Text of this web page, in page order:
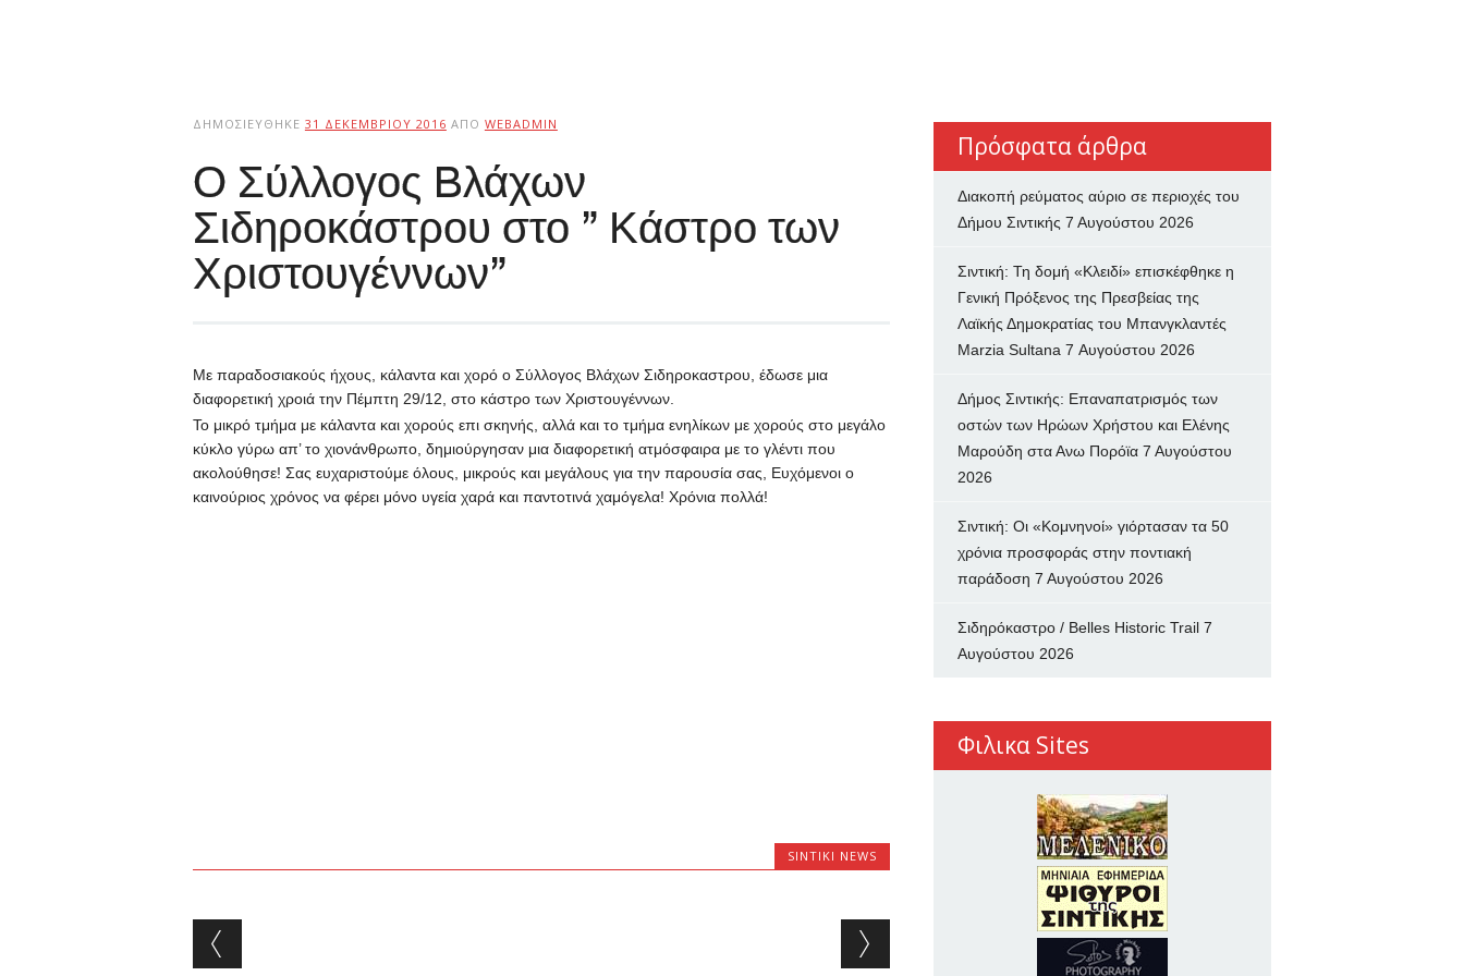
ΔΗΜΟΣΙΕΎΘΗΚΕ 31 ΔΕΚΕΜΒΡΊΟΥ 2016 ΑΠΌ WEBADMIN
Ο Σύλλογος Bλάχων
Σιδηροκάστρου στο ” Κάστρο των
Χριστουγέννων”
Με παραδοσιακούς ήχους, κάλαντα και χορό ο Σύλλογος Βλάχων Σιδηροκαστρου, έδωσε μια
διαφορετική χροιά την Πέμπτη 29/12, στο κάστρο των Χριστουγέννων.
Το μικρό τμήμα με κάλαντα και χορούς επι σκηνής, αλλά και το τμήμα ενηλίκων με χορούς στο μεγάλο
κύκλο γύρω απ’ το χιονάνθρωπο, δημιούργησαν μια διαφορετική ατμόσφαιρα με το γλέντι που
ακολούθησε! Σας ευχαριστούμε όλους, μικρούς και μεγάλους για την παρουσία σας, Ευχόμενοι ο
καινούριος χρόνος να φέρει μόνο υγεία χαρά και παντοτινά χαμόγελα! Χρόνια πολλά!
SINTIKI NEWS
Post navigation
Πρόσφατα άρθρα
Διακοπή ρεύματος αύριο σε περιοχές του
Δήμου Σιντικής 7 Αυγούστου 2026
Σιντική: Τη δομή «Κλειδί» επισκέφθηκε η
Γενική Πρόξενος της Πρεσβείας της
Λαϊκής Δημοκρατίας του Μπανγκλαντές
Marzia Sultana 7 Αυγούστου 2026
Δήμος Σιντικής: Επαναπατρισμός των
oστών των Ηρώων Χρήστου και Ελένης
Μαρούδη στα Ανω Πορόϊα 7 Αυγούστου
2026
Σιντική: Οι «Κομνηνοί» γιόρτασαν τα 50
χρόνια προσφοράς στην ποντιακή
παράδοση 7 Αυγούστου 2026
Σιδηρόκαστρο / Belles Historic Trail 7
Αυγούστου 2026
Φιλικα Sites